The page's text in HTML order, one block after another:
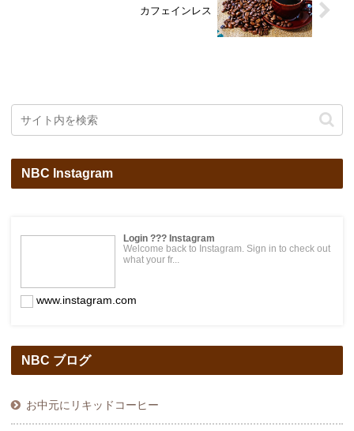
カフェインレス
NBC Instagram
Login ??? Instagram
Welcome back to Instagram. Sign in to check out
what your fr...
www.instagram.com
NBC ブログ
お中元にリキッドコーヒー